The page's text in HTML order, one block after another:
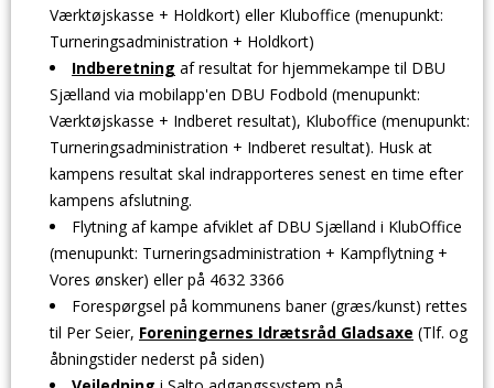
Værktøjskasse + Holdkort) eller Kluboffice (menupunkt:
Turneringsadministration + Holdkort)
Indberetning af resultat for hjemmekampe til DBU
Sjælland via mobilapp'en DBU Fodbold (menupunkt:
Værktøjskasse + Indberet resultat), Kluboffice (menupunkt:
Turneringsadministration + Indberet resultat). Husk at
kampens resultat skal indrapporteres senest en time efter
kampens afslutning.
Flytning af kampe afviklet af DBU Sjælland i KlubOffice
(menupunkt: Turneringsadministration + Kampflytning +
Vores ønsker) eller på 4632 3366
Forespørgsel på kommunens baner (græs/kunst) rettes
til Per Seier, Foreningernes Idrætsråd Gladsaxe (Tlf. og
åbningstider nederst på siden)